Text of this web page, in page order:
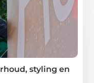
styling en